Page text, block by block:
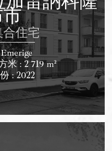
住宅
米 : 2 719 m²
: 2022